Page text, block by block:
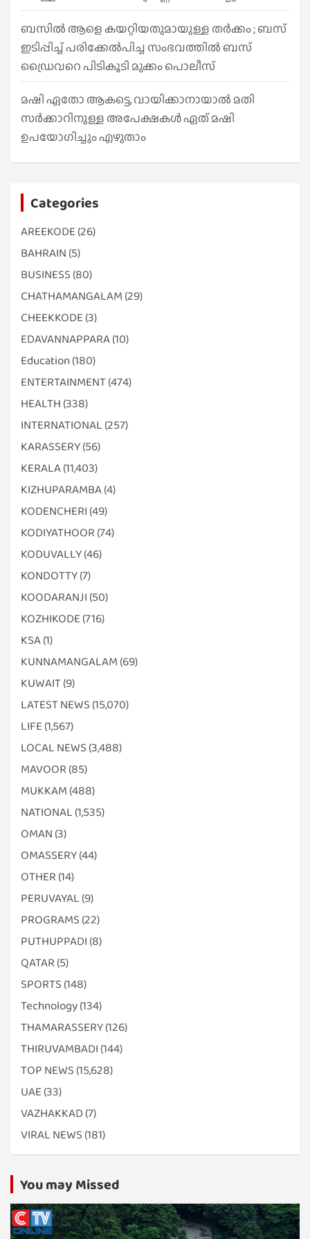
ബസിൽ ആളെ കയറ്റിയതുമായുള്ള തർക്കം ; ബസ്
ഇടിപ്പിച്ച് പരിക്കേൽപിച്ച സംഭവത്തിൽ ബസ്
ഡ്രൈവറെ പിടികൂടി മുക്കം പൊലീസ്
മഷി ഏതോ ആകട്ടെ, വായിക്കാനായാൽ മതി​
സർക്കാറിനുള്ള അപേക്ഷകൾ ഏത് മഷി
ഉപയോഗിച്ചും എഴുതാം
Categories
AREEKODE (26)
BAHRAIN (5)
BUSINESS (80)
CHATHAMANGALAM (29)
CHEEKKODE (3)
EDAVANNAPPARA(10)
Education (180)
ENTERTAINMENT(474)
HEALTH (338)
INTERNATIONAL (257)
KARASSERY(56)
KERALA(11,403)
KIZHUPARAMBA(4)
KODENCHERI (49)
KODIYATHOOR (74)
KODUVALLY(46)
KONDOTTY(7)
KOODARANJI (50)
KOZHIKODE (716)
KSA(1)
KUNNAMANGALAM (69)
KUWAIT(9)
LATEST NEWS (15,070)
LIFE (1,567)
LOCAL NEWS (3,488)
MAVOOR (85)
MUKKAM (488)
NATIONAL (1,535)
OMAN (3)
OMASSERY(44)
OTHER (14)
PERUVAYAL (9)
PROGRAMS (22)
PUTHUPPADI (8)
QATAR (5)
SPORTS (148)
Technology(134)
THAMARASSERY(126)
THIRUVAMBADI (144)
TOP NEWS (15,628)
UAE (33)
VAZHAKKAD(7)
VIRAL NEWS (181)
You may Missed